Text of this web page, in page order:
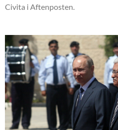
Civita i Aftenposten.